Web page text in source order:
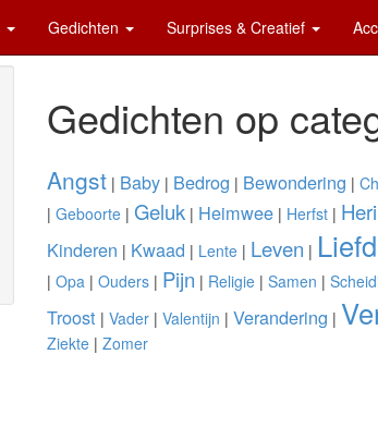
Gedichten Surprises & Creatief
Gedichten op
Angst| Baby| Bedrog | Bewondering |
| Geboorte| Geluk| Heimwee| Herfst|
Kinderen | Kwaad | Lente| Leven |
| Opa| Ouders| Pijn | Religie| Samen |
Troost | Vader| Valentijn | Verandering |
Ziekte| Zomer